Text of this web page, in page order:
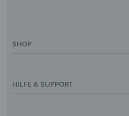
SHOP
Motive & Themenwelt
HILFE & SUPPORT